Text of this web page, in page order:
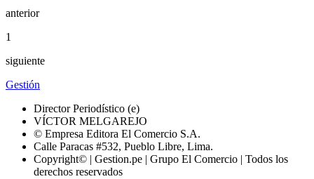
anterior
1
siguiente
Gestión
Director Periodístico (e)
VÍCTOR MELGAREJO
© Empresa Editora El Comercio S.A.
Calle Paracas #532, Pueblo Libre, Lima.
Copyright© | Gestion.pe | Grupo El Comercio | Todos los
derechos reservados